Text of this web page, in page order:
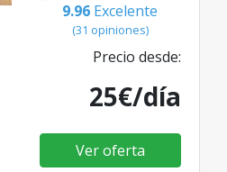
9.96 Excelente
(31 opiniones)
Precio desde:
25€/día
Ver oferta